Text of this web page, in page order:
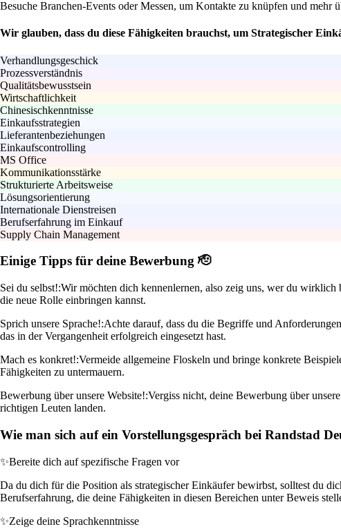
Besuche Branchen-Events oder Messen, um Kontakte zu knüpfen und mehr
Wir glauben, dass du diese Fähigkeiten brauchst, um Strategischer
Verhandlungsgeschick
Prozessverständnis
Qualitätsbewusstsein
Wirtschaftlichkeit
Chinesischkenntnisse
Einkaufsstrategien
Lieferantenbeziehungen
Einkaufscontrolling
MS Office
Kommunikationsstärke
Strukturierte Arbeitsweise
Lösungsorientierung
Internationale Dienstreisen
Berufserfahrung im Einkauf
Supply Chain Management
Einige Tipps für deine Bewerbung 🫡
Sei du selbst!:Wir möchten dich kennenlernen, also zeig uns, wer du
die neue Rolle einbringen kannst.
Sprich unsere Sprache!:Achte darauf, dass du die Begriffe und
das in der Vergangenheit erfolgreich eingesetzt hast.
Mach es konkret!:Vermeide allgemeine Floskeln und bringe konkrete
Fähigkeiten zu untermauern.
Bewerbung über unsere Website!:Vergiss nicht, deine Bewerbung über
richtigen Leuten landen.
Wie man sich auf ein Vorstellungsgespräch bei Randstad
✨Bereite dich auf spezifische Fragen vor
Da du dich für die Position als strategischer Einkäufer bewirbst, solltest du
Berufserfahrung, die deine Fähigkeiten in diesen Bereichen unter Beweis
✨Zeige deine Sprachkenntnisse